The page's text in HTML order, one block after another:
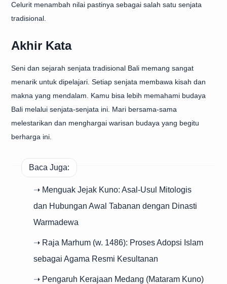
Celurit menambah nilai pastinya sebagai salah satu senjata
tradisional.
Akhir Kata
Seni dan sejarah senjata tradisional Bali memang sangat
menarik untuk dipelajari. Setiap senjata membawa kisah dan
makna yang mendalam. Kamu bisa lebih memahami budaya
Bali melalui senjata-senjata ini. Mari bersama-sama
melestarikan dan menghargai warisan budaya yang begitu
berharga ini.
Baca Juga:
➝ Menguak Jejak Kuno: Asal-Usul Mitologis
dan Hubungan Awal Tabanan dengan Dinasti
Warmadewa
➝ Raja Marhum (w. 1486): Proses Adopsi Islam
sebagai Agama Resmi Kesultanan
➝ Pengaruh Kerajaan Medang (Mataram Kuno)